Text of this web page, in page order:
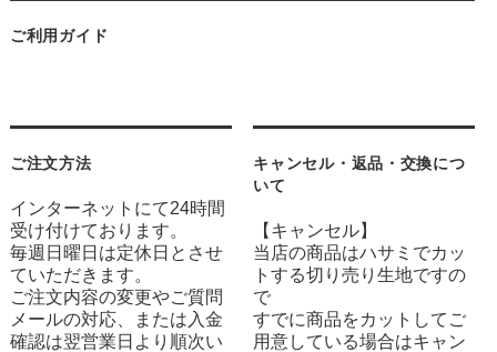
ご利用ガイド
ご注文方法
インターネットにて24時間
受け付けております。
毎週日曜日は定休日とさせ
ていただきます。
ご注文内容の変更やご質問
メールの対応、または入金
確認は翌営業日より順次い
キャンセル・返品・交換につ
いて
【キャンセル】
当店の商品はハサミでカッ
トする切り売り生地ですの
で
すでに商品をカットしてご
用意している場合はキャン